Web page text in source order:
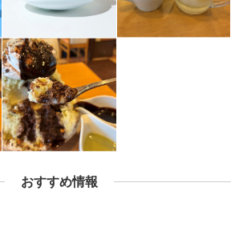
おすすめ情報